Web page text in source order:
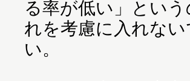
る率が低い」とい
れを考慮に入れな
い。